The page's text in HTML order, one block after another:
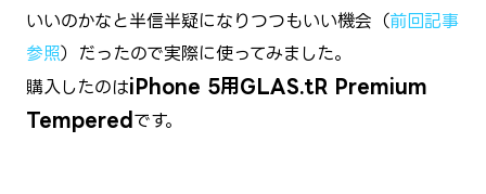
いいのかなと半信半疑になりつつもいい機会（前回記事
参照）だったので実際に使ってみました。
購入したのはiPhone 5用GLAS.tR Premium
Tempered です。